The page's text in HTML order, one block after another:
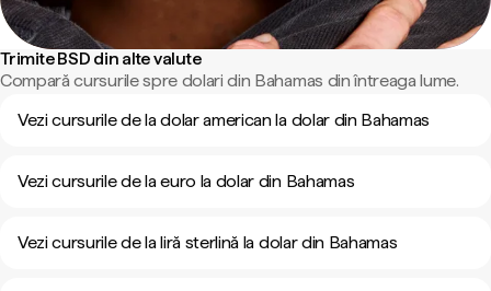
Trimite BSD din alte valute
Compară cursurile spre dolari din Bahamas din întreaga lume.
Vezi cursurile de la dolar american la dolar din Bahamas
Vezi cursurile de la euro la dolar din Bahamas
Vezi cursurile de la liră sterlină la dolar din Bahamas